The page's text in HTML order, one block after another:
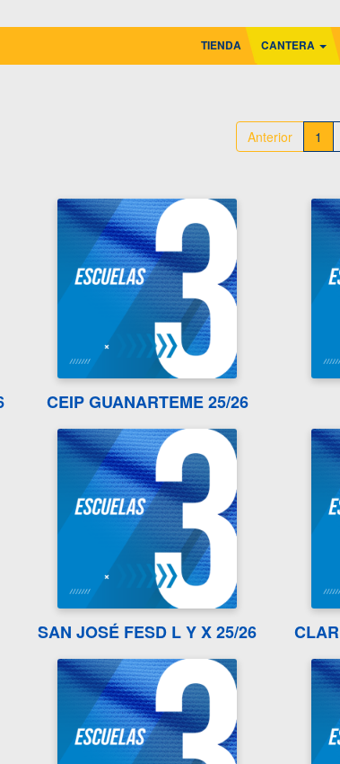
TIENDA CANTERA
Anterior 1
CEIP GUANARTEME 25/26
SAN JOSÉ FESD L Y X 25/26